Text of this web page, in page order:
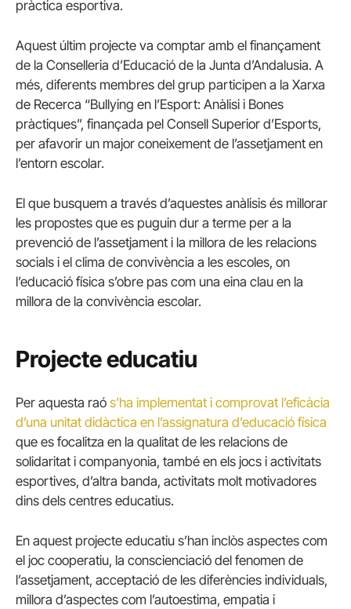
pràctica esportiva.
Aquest últim projecte va comptar amb el finançament
de la Conselleria d’Educació de la Junta d’Andalusia. A
més, diferents membres del grup participen a la Xarxa
de Recerca “Bullying en l’Esport: Anàlisi i Bones
pràctiques”, finançada pel Consell Superior d’Esports,
per afavorir un major coneixement de l’assetjament en
l’entorn escolar.
El que busquem a través d’aquestes anàlisis és millorar
les propostes que es puguin dur a terme per a la
prevenció de l’assetjament i la millora de les relacions
socials i el clima de convivència a les escoles, on
l’educació física s’obre pas com una eina clau en la
millora de la convivència escolar.
Projecte educatiu
Per aquesta raó s’ha implementat i comprovat l’eficàcia
d’una unitat didàctica en l’assignatura d’educació física
que es focalitza en la qualitat de les relacions de
solidaritat i companyonia, també en els jocs i activitats
esportives, d’altra banda, activitats molt motivadores
dins dels centres educatius.
En aquest projecte educatiu s’han inclòs aspectes com
el joc cooperatiu, la conscienciació del fenomen de
l’assetjament, acceptació de les diferències individuals,
millora d’aspectes com l’autoestima, empatia i